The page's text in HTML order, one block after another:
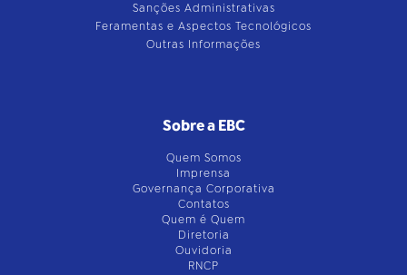
Sanções Administrativas
Feramentas e Aspectos Tecnológicos
Outras Informações
Sobre a EBC
Quem Somos
Imprensa
Governança Corporativa
Contatos
Quem é Quem
Diretoria
Ouvidoria
RNCP